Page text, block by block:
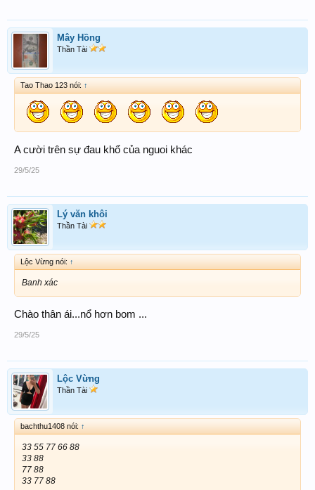
Mây Hồng
Thần Tài
Tao Thao 123 nói: ↑
A cười trên sự đau khổ của nguoi khác
29/5/25
Lý văn khôi
Thần Tài
Lộc Vừng nói: ↑
Banh xác
Chào thân ái...nổ hơn bom ...
29/5/25
Lộc Vừng
Thần Tài
bachthu1408 nói: ↑
33 55 77 66 88
33 88
77 88
33 77 88